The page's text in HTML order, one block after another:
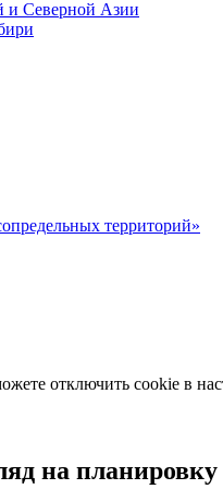
и Северной Азии
территорий»
отключить cookie в
на планировку